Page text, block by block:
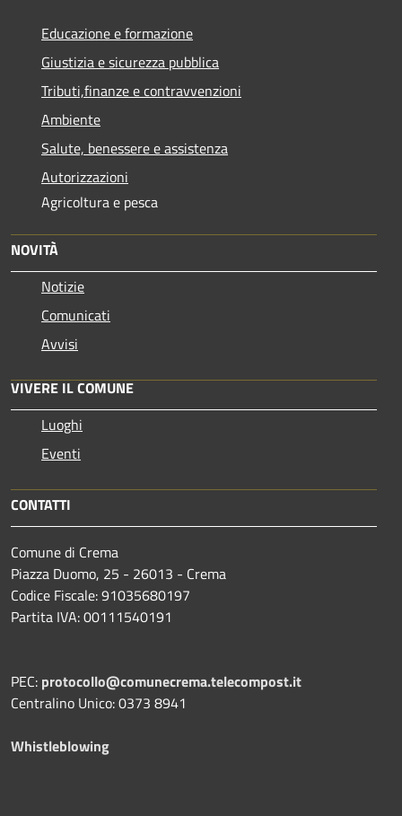
Educazione e formazione
Giustizia e sicurezza pubblica
Tributi,finanze e contravvenzioni
Ambiente
Salute, benessere e assistenza
Autorizzazioni
Agricoltura e pesca
NOVITÀ
Notizie
Comunicati
Avvisi
VIVERE IL COMUNE
Luoghi
Eventi
CONTATTI
Comune di Crema
Piazza Duomo, 25 - 26013 - Crema
Codice Fiscale: 91035680197
Partita IVA: 00111540191
PEC: protocollo@comunecrema.telecompost.it
Centralino Unico: 0373 8941
Whistleblowing